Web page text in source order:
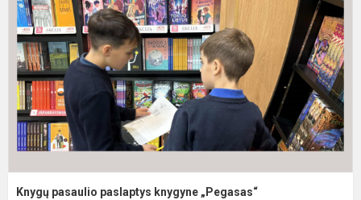
Knygų pasaulio paslaptys knygyne „Pegasas“